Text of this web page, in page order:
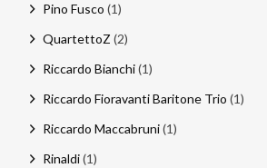
Pino Fusco (1)
QuartettoZ (2)
Riccardo Bianchi(1)
Riccardo Fioravanti Baritone Trio (1)
Riccardo Maccabruni(1)
Rinaldi(1)